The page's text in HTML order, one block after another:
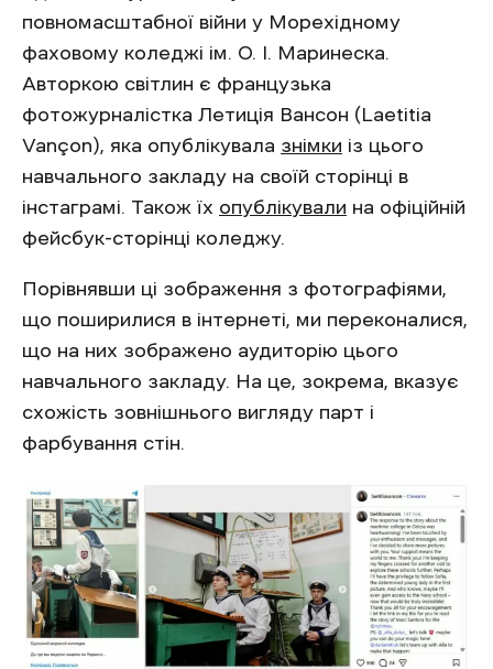
повномасштабної війни у Морехідному
фаховому коледжі ім. О. І. Маринеска.
Авторкою світлин є французька
фотожурналістка Летиція Вансон (Laetitia
Vançon), яка опублікувала знімки із цього
навчального закладу на своїй сторінці в
інстаграмі. Також їх опублікували на офіційній
фейсбук-сторінці коледжу.
Порівнявши ці зображення з фотографіями,
що поширилися в інтернеті, ми переконалися,
що на них зображено аудиторію цього
навчального закладу. На це, зокрема, вказує
схожість зовнішнього вигляду парт і
фарбування стін.